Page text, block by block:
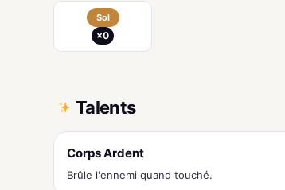
Sol
×0
Talents
Corps Ardent
Brûle l'ennemi quand touché.